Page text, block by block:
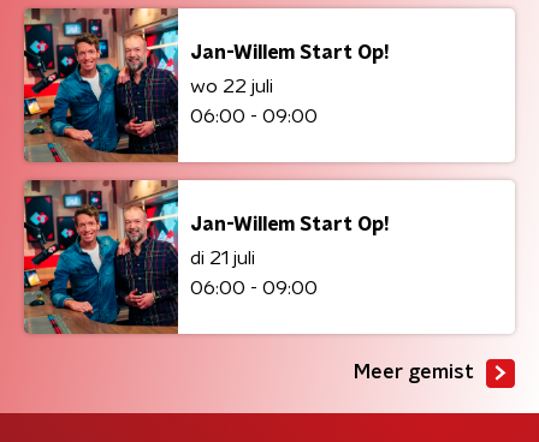
Jan-Willem Start Op!
wo 22 juli
06:00 - 09:00
Jan-Willem Start Op!
di 21 juli
06:00 - 09:00
Meer gemist